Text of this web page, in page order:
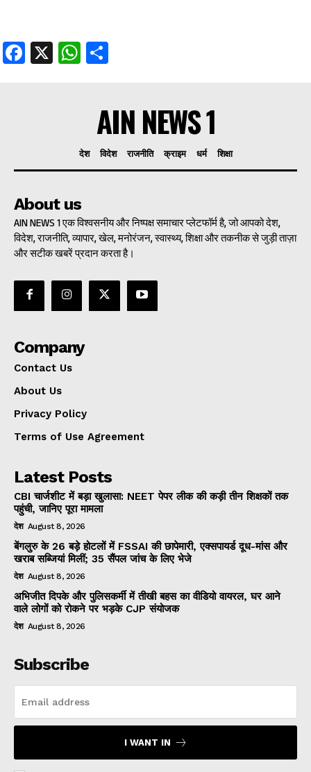
Facebook
X WhatsApp
AIN NEWS 1
देश विदेश राजनीति क्राइम धर्म शिक्षा
About us
AIN NEWS 1 एक विश्वसनीय और निष्पक्ष समाचार प्लेटफॉर्म है, जो आपको देश,
विदेश, राजनीति, व्यापार, खेल, मनोरंजन, स्वास्थ्य, शिक्षा और तकनीक से जुड़ी ताज़ा
और सटीक खबरें प्रदान करता है।
Company
Contact Us
About Us
Privacy Policy
Terms of Use Agreement
Latest Posts
CBI चार्जशीट में बड़ा खुलासा: NEET पेपर लीक की कड़ी तीन शिक्षकों तक
पहुंची, जानिए पूरा मामला
देश August 8, 2026
बेंगलुरु के 26 बड़े होटलों में FSSAI की छापेमारी, एक्सपायर्ड दूध-मांस और
खराब सब्जियां मिलीं; 35 सैंपल जांच के लिए भेजे
देश August 8, 2026
अभिजीत दिपके और पुलिसकर्मी में तीखी बहस का वीडियो वायरल, घर आने
वाले लोगों को रोकने पर भड़के CJP संयोजक
देश August 8, 2026
Subscribe
I WANT IN